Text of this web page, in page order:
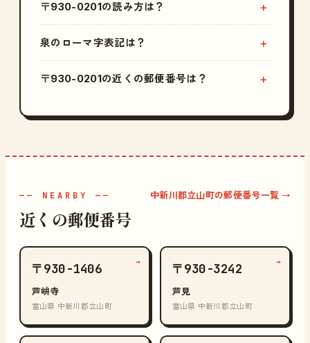
〒930-0201の読み方は？
泉のローマ字表記は？
〒930-0201の近くの郵便番号は？
—— NEARBY ——
近くの郵便番号
中新川郡立山町の郵便番号一覧 →
〒930-1406
芦峅寺
富山県 中新川郡立山町
→ 〒930-3242
芦見
富山県 中新川郡立山町
→